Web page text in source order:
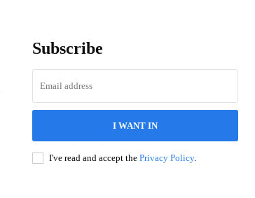
Subscribe
I WANT IN
I've read and accept the Privacy Policy.